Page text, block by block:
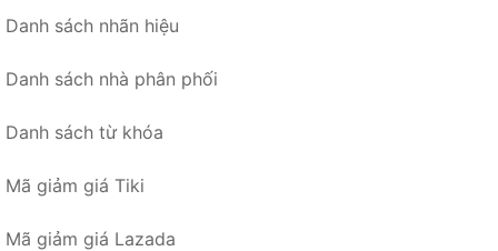
Danh sách nhãn hiệu
Danh sách nhà phân phối
Danh sách từ khóa
Mã giảm giá Tiki
Mã giảm giá Lazada